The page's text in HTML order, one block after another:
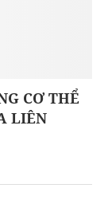
CƠ THỂ
LIÊN